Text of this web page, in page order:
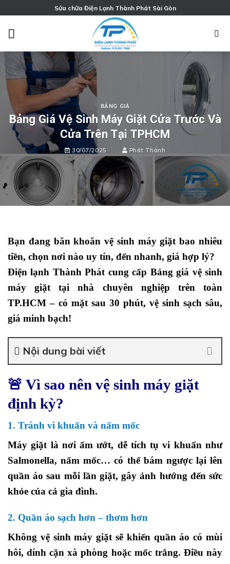
đến
nội
Sửa chữa Điện Lạnh Thành Phát Sài Gòn
BẢNG GIÁ
Bảng Giá Vệ Sinh Máy Giặt Cửa Trước Và
Cửa Trên Tại TPHCM
30/07/2025 Phát Thành
Bạn đang băn khoăn vệ sinh máy giặt bao nhiêu
tiền, chọn nơi nào uy tín, đến nhanh, giá hợp lý?
Điện lạnh Thành Phát cung cấp Bảng giá vệ sinh
máy giặt tại nhà chuyên nghiệp trên toàn
TP.HCM – có mặt sau 30 phút, vệ sinh sạch sâu,
giá minh bạch!
Nội dung bài viết
🚨 Vì sao nên vệ sinh máy giặt
định kỳ?
1. Tránh vi khuẩn và nấm mốc
Máy giặt là nơi ẩm ướt, dễ tích tụ vi khuẩn như
Salmonella, nấm mốc… có thể bám ngược lại lên
quần áo sau mỗi lần giặt, gây ảnh hưởng đến sức
khỏe của cả gia đình.
2. Quần áo sạch hơn – thơm hơn
Không vệ sinh máy giặt sẽ khiến quần áo có mùi
hôi, dính cặn xà phòng hoặc mốc trắng. Điều này